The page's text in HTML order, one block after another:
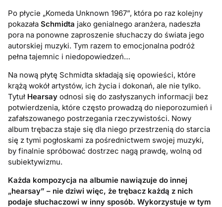
Po płycie „Komeda Unknown 1967”, która po raz kolejny
pokazałaSchmidta jako genialnego aranżera, nadeszła
pora na ponowne zaproszenie słuchaczy do świata jego
autorskiej muzyki. Tym razem to emocjonalna podróż
pełna tajemnic i niedopowiedzeń…
Na nową płytę Schmidta składają się opowieści, które
krążą wokół artystów, ich życia i dokonań, ale nie tylko.
Tytuł Hearsay odnosi się do zasłyszanych informacji bez
potwierdzenia, które często prowadzą do nieporozumień i
zafałszowanego postrzegania rzeczywistości. Nowy
album trębacza staje się dla niego przestrzenią do starcia
się z tymi pogłoskami za pośrednictwem swojej muzyki,
by finalnie spróbować dostrzec nagą prawdę, wolną od
subiektywizmu.
Każda kompozycja na albumie nawiązuje do innej
„hearsay” – nie dziwi więc, że trębacz każdą z nich
podaje słuchaczowi w inny sposób. Wykorzystuje w tym